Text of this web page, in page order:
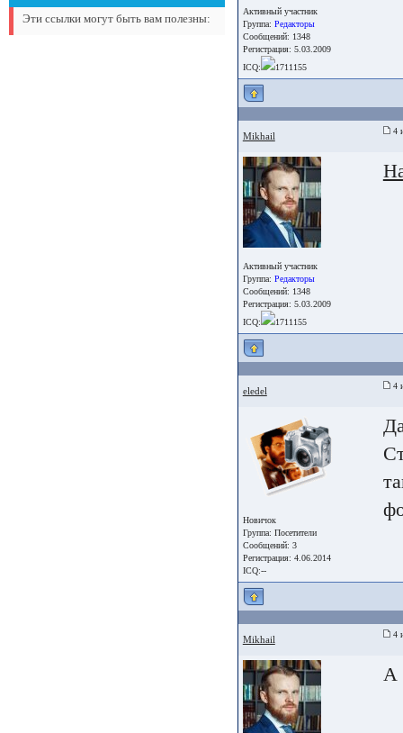
Эти ссылки могут быть вам полезны:
Активный участник
Группа: Редакторы
Сообщений: 1348
Регистрация: 5.03.2009
ICQ:
1711155
Mikhail 4
Активный участник
Группа: Редакторы
Сообщений: 1348
Регистрация: 5.03.2009
ICQ:
1711155
eledel 4
Новичок
Группа: Посетители
Сообщений: 3
Регистрация: 4.06.2014
ICQ:--
Mikhail 4
А